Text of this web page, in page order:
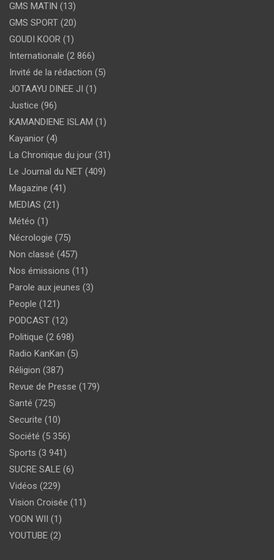
GMS MATIN (13)
GMS SPORT (20)
GOUDI KOOR (1)
Internationale (2 866)
Invité de la rédaction (5)
JOTAAYU DINEE JI (1)
Justice (96)
KAMANDIENE ISLAM (1)
Kayanior (4)
La Chronique du jour (31)
Le Journal du NET (409)
Magazine (41)
MEDIAS (21)
Météo (1)
Nécrologie (75)
Non classé (457)
Nos émissions (11)
Parole aux jeunes (3)
People (121)
PODCAST (12)
Politique (2 698)
Radio KanKan (5)
Réligion (387)
Revue de Presse (179)
Santé (725)
Securite (10)
Société (5 356)
Sports (3 941)
SUCRE SALE (6)
Vidéos (229)
Vision Croisée (11)
YOON WII (1)
YOUTUBE (2)